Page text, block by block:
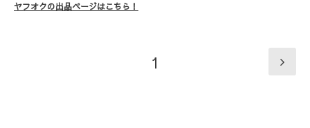
ヤフオクの出品ページはこちら！
1